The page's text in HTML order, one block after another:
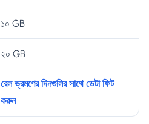
১০ GB
২০ GB
রেল ভ্রমণের দিনগুলির সাথে ডেটা ফিট
করুন